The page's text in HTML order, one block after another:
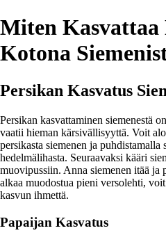
Miten Kasvattaa
Kotona
Persikan Kasvatus
Persikan kasvattaminen siemenestä
vaatii hieman kärsivällisyyttä. Voit
persikasta siemenen ja puhdistamalla
hedelmälihasta. Seuraavaksi kääri
muovipussiin. Anna siemenen itää ja
alkaa muodostua pieni versolehti,
kasvun ihmettä.
Papaijan Kasvatus